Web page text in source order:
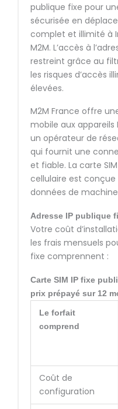
publique fixe pour
sécurisée en
complet et illimité à
M2M. L’accès à
restreint grâce au
les risques d’accès
élevées.
M2M France offre
mobile aux appareils
un opérateur de
qui fournit une
et fiable. La carte
cellulaire est
données de
Adresse IP publique
Votre coût
les frais mensuels
fixe comprennent :
Carte SIM IP fixe
prix prépayé sur 12
Le forfait
comprend
Coût de
configuration